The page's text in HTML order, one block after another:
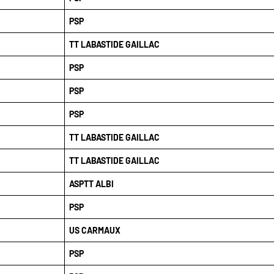
PSP
TT LABASTIDE GAILLAC
PSP
PSP
PSP
TT LABASTIDE GAILLAC
TT LABASTIDE GAILLAC
ASPTT ALBI
PSP
US CARMAUX
PSP